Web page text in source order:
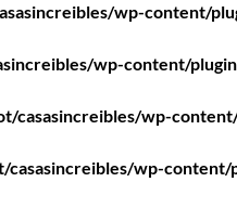
wp-content/
wp-content/
casasincreibles/wp-
wp-content/